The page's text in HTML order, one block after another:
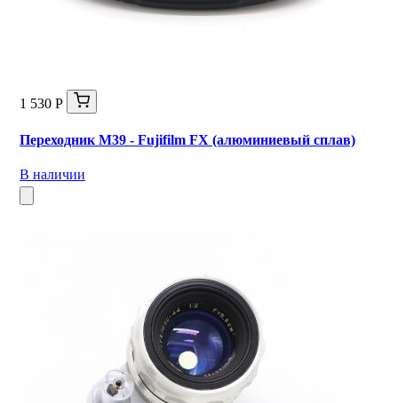
1 530 Р
Переходник M39 - Fujifilm FX (алюминиевый сплав)
В наличии